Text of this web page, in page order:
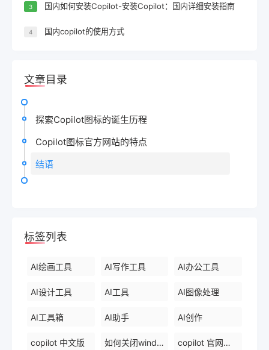
3 国内如何安装Copilot-安装Copilot：国内详细安装指南
4 国内copilot的使用方式
文章目录
探索Copilot图标的诞生历程
Copilot图标官方网站的特点
结语
标签列表
AI绘画工具 AI写作工具 AI办公工具
AI设计工具 AI工具 AI图像处理
AI工具箱 AI助手 AI创作
copilot 中文版 如何关闭windows 中的 copilot copilot 官网下载